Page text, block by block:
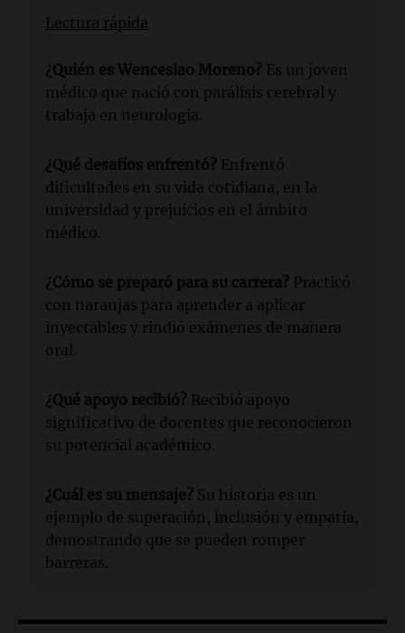
Lectura rápida
¿Quién es Wenceslao Moreno? Es un joven
médico que nació con parálisis cerebral y
trabaja en neurología.
¿Qué desafíos enfrentó? Enfrentó
dificultades en su vida cotidiana, en la
universidad y prejuicios en el ámbito
médico.
¿Cómo se preparó para su carrera? Practicó
con naranjas para aprender a aplicar
inyectables y rindió exámenes de manera
oral.
¿Qué apoyo recibió? Recibió apoyo
significativo de docentes que reconocieron
su potencial académico.
¿Cuál es su mensaje? Su historia es un
ejemplo de superación, inclusión y empatía,
demostrando que se pueden romper
barreras.